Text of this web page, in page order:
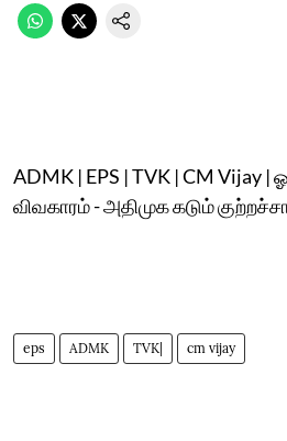
ADMK | EPS | TVK | CM Vijay |
விவகாரம் - அதிமுக கடும்
eps ADMK TVK| cm vijay